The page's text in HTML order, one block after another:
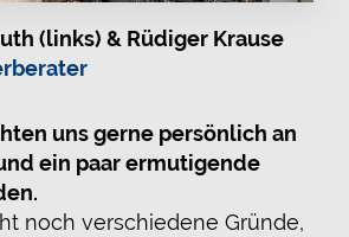
(links) & Rüdiger Krause
uns gerne persönlich an
ein paar ermutigende
noch verschiedene Gründe,